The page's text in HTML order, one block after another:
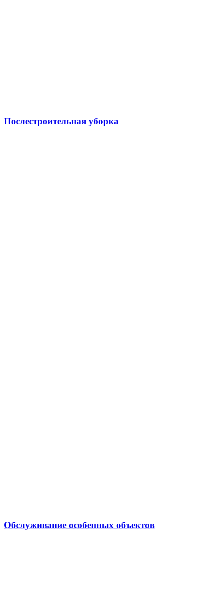
Послестроительная уборка
Обслуживание особенных объектов